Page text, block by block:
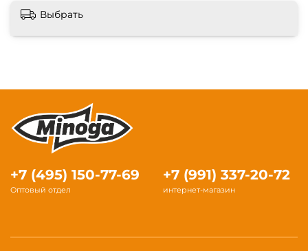
Выбрать
+7 (495) 150-77-69
Оптовый отдел
+7 (991) 337-20-72
интернет-магазин